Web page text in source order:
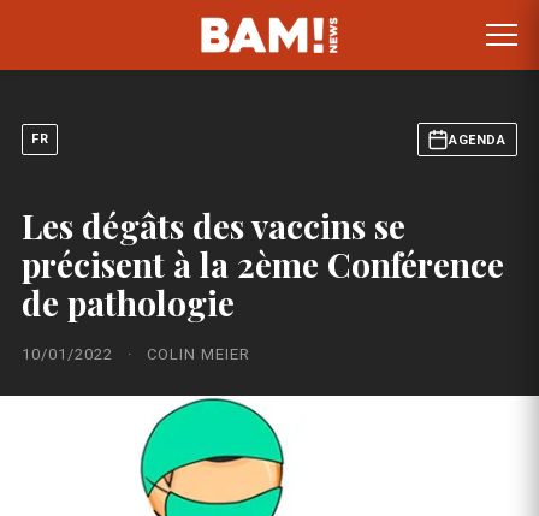
FR AGENDA
Les dégâts des vaccins se
précisent à la 2ème Conférence
de pathologie
10/01/2022 · COLIN MEIER